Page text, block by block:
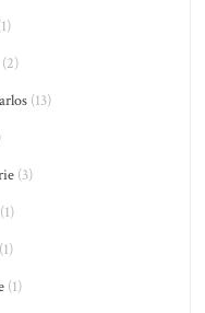
(13)
(3)
(1)
(1)